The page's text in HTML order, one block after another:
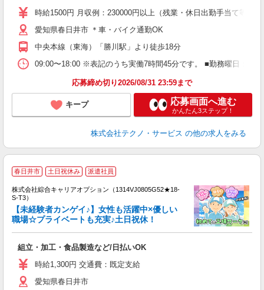
時給1500円 月収例：230000円以上（残業・休日出勤手当て等が
愛知県春日井市 ＊車・バイク通勤OK
中央本線（東海）「勝川駅」より徒歩18分
09:00〜18:00 ※表記のうち実働7時間45分です。 ■勤務曜日
応募締め切り2026/08/31 23:59まで
キープ 応募画面へ進む
かんたん3ステップ！
株式会社テクノ・サービス の他の求人をみる
春日井市 土日祝休み 派遣社員
株式会社綜合キャリアオプション（1314VJ0805G52★18-
S-T3）
【未経験者カンゲイ♪】女性も活躍中×優しい
職場☆プライベートも充実♪土日祝休！
組立・加工・食品製造など/日払いOK
時給1,300円 交通費：既定支給
愛知県春日井市